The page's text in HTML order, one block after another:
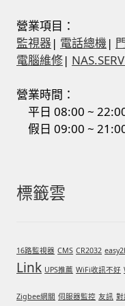
營業項目：
監視器| 電話總機|
電腦維修|
營業時間：
平日 08:00 ~
假日 09:00 ~
標籤雲
16路監視器 CMS CR2032
Link UPS推薦 WiFi收訊不好
Zigbee網關 伺服器監控 友訊 對